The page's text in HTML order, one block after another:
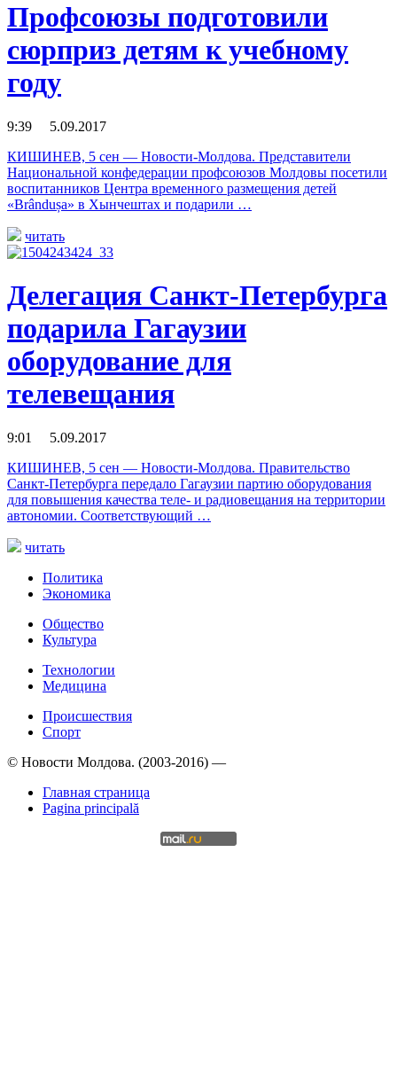
Профсоюзы подготовили
сюрприз детям к учебному
году
9:39 5.09.2017
КИШИНЕВ, 5 сен — Новости-Молдова. Представители
Национальной конфедерации профсоюзов Молдовы посетили
воспитанников Центра временного размещения детей
«Brândușa» в Хынчештах и подарили …
читать
Делегация Санкт-Петербурга
подарила Гагаузии
оборудование для
телевещания
9:01 5.09.2017
КИШИНЕВ, 5 сен — Новости-Молдова. Правительство
Санкт-Петербурга передало Гагаузии партию оборудования
для повышения качества теле- и радиовещания на территории
автономии. Соответствующий …
читать
Политика
Экономика
Общество
Культура
Технологии
Медицина
Происшествия
Спорт
© Новости Молдова. (2003-2016) —
Главная страница
Pagina principală